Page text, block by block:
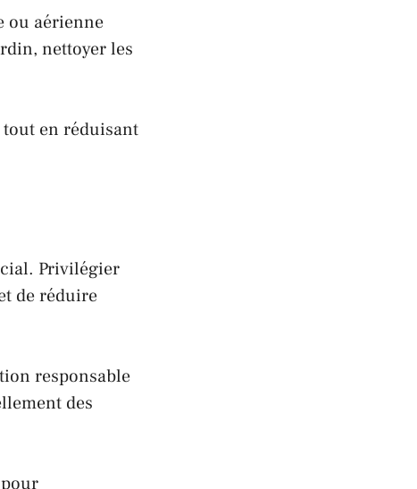
ou aérienne
nettoyer les
en réduisant
Privilégier
de réduire
responsable
des